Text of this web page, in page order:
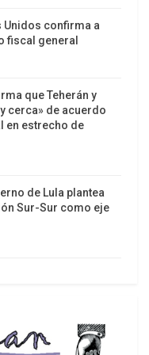
sonaron los
1776, la primera
que la
sentido común
la ridícula
se difundió
uno de los papás
Unidos confirma a
fiscal general
que Teherán y
cerca» de acuerdo
en estrecho de
de Lula plantea
Sur-Sur como eje